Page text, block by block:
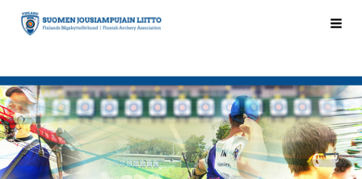
Siirry
sivun
Suomen Jousiampujain Liitto ry